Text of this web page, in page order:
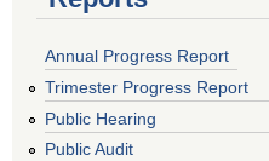
Annual Progress Report
Trimester Progress Report
Public Hearing
Public Audit